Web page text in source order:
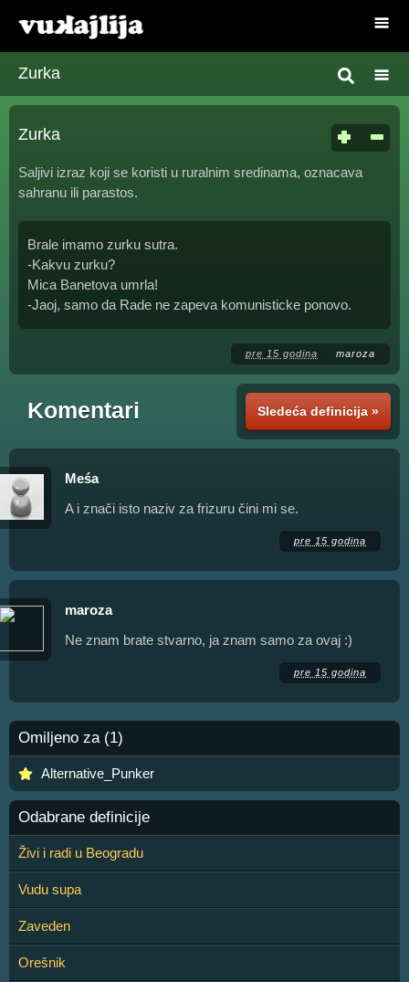
Zurka
Zurka
Saljivi izraz koji se koristi u ruralnim sredinama, oznacava
sahranu ili parastos.
Brale imamo zurku sutra.
-Kakvu zurku?
Mica Banetova umrla!
-Jaoj, samo da Rade ne zapeva komunisticke ponovo.
pre 15 godina maroza
Sledeća definicija »
Komentari
Meśa
A i znači isto naziv za frizuru čini mi se.
pre 15 godina
maroza
Ne znam brate stvarno, ja znam samo za ovaj :)
pre 15 godina
Omiljeno za (1)
Alternative_Punker
Odabrane definicije
Živi i radi u Beogradu
Vudu supa
Zaveden
Orešnik